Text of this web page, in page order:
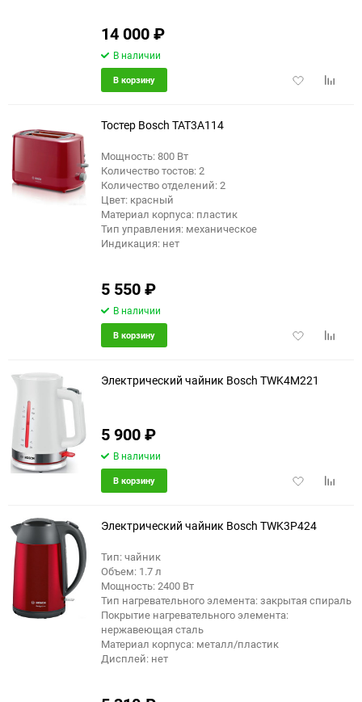
14 000₽
В наличии
Добавить
В корзину
Тостер Bosch TAT3A114
Мощность: 800 Вт
Количество тостов: 2
Количество отделений: 2
Цвет: красный
Материал корпуса: пластик
Тип управления: механическое
Индикация: нет
5 550₽
В наличии
Добавить
В корзину
Электрический чайник Bosch TWK4M221
5 900₽
В наличии
Добавить
В корзину
еще 12 фото
Электрический чайник Bosch TWK3P424
Тип: чайник
Объем: 1.7 л
Мощность: 2400 Вт
Тип нагревательного элемента: закрытая спираль
Покрытие нагревательного элемента:
нержавеющая сталь
Материал корпуса: металл/пластик
Дисплей: нет